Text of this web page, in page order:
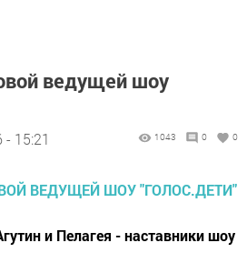
ведущей шоу
15:21 1043 0 0
и Пелагея - наставники шоу